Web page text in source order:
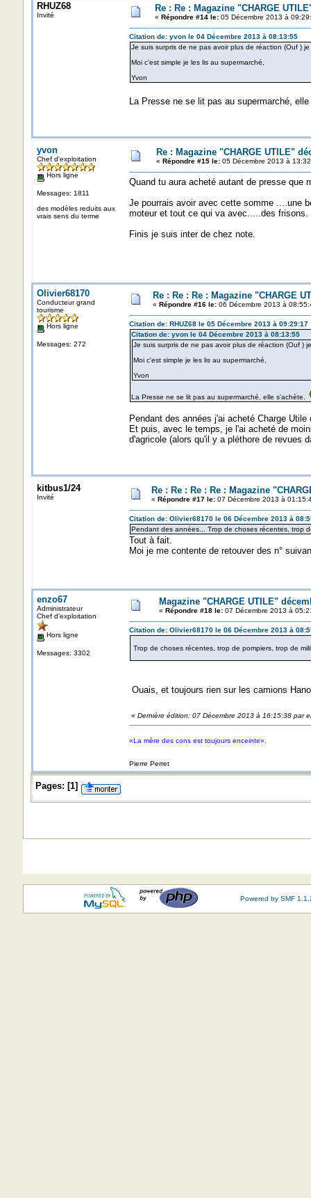
RHUZ68
Invité
Re : Re : Magazine "CHARGE
« Répondre #14 le:05 Décembre 2013 à
Citation de: yvon le 04 Décembre 2013 à 08:13:55
Je suis surpris de ne pas avoir plus de réaction (Ouf )
Moi c'est simple je les lis au supermarché,
Yvon
La Presse ne se lit pas au supermarché,
yvon
Chef d'exploitation
Hors ligne
Messages: 1811
des modèles reduits aux
vrais sens du terme
Re : Magazine "CHARGE UTILE"
« Répondre #15 le:05 Décembre 2013 à
Quand tu aura acheté autant de presse que
Je pourrais avoir avec cette somme ....une
moteur et tout ce qui va avec.....des frisons.
Finis je suis inter de chez note.
Olivier68170
Conducteur grand
tourisme
Hors ligne
Messages: 272
Re : Re : Re : Magazine "CHARGE
« Répondre #16 le:06 Décembre 2013 à
Citation de: RHUZ68 le 05 Décembre 2013 à 09:29:17
Citation de: yvon le 04 Décembre 2013 à 08:13:55
Je suis surpris de ne pas avoir plus de réaction (Ouf )
Moi c'est simple je les lis au supermarché,
Yvon
La Presse ne se lit pas au supermarché, elle s'achète.
Pendant des années j'ai acheté Charge
Et puis, avec le temps, je l'ai acheté de
d'agricole (alors qu'il y a pléthore de revues
kitbus1/24
Invité
Re : Re : Re : Re : Magazine
« Répondre #17 le:07 Décembre 2013 à
Citation de: Olivier68170 le 06 Décembre 2013 à
Pendant des années... Trop de choses récentes, trop
Tout à fait.
Moi je me contente de retouver des n°
enzo67
Administrateur
Chef d'exploitation
Hors ligne
Messages: 3302
Magazine "CHARGE UTILE"
« Répondre #18 le:07 Décembre 2013 à
Citation de: Olivier68170 le 06 Décembre 2013 à
Trop de choses récentes, trop de pompiers, trop de
Ouais, et toujours rien sur les camions
« Dernière édition: 07 Décembre 2013 à 16:15:38 par
«La mère des cons est toujours enceinte».
Pierre Perret
Pages: [1]
Powered by SMF